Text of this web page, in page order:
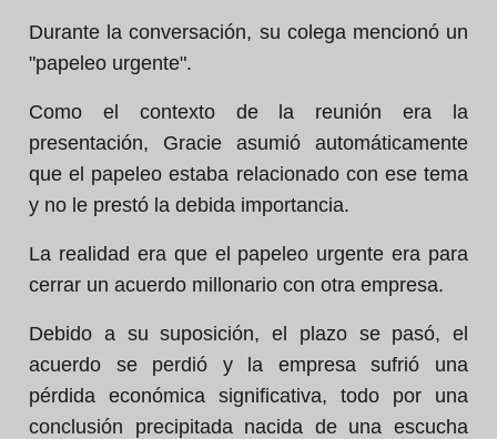
Durante la conversación, su colega mencionó un
"papeleo urgente".
Como el contexto de la reunión era la
presentación, Gracie asumió automáticamente
que el papeleo estaba relacionado con ese tema
y no le prestó la debida importancia.
La realidad era que el papeleo urgente era para
cerrar un acuerdo millonario con otra empresa.
Debido a su suposición, el plazo se pasó, el
acuerdo se perdió y la empresa sufrió una
pérdida económica significativa, todo por una
conclusión precipitada nacida de una escucha